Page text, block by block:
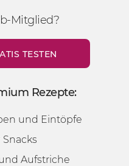
Mitglied?
TESTEN
Rezepte:
und Eintöpfe
Snacks
Aufstriche